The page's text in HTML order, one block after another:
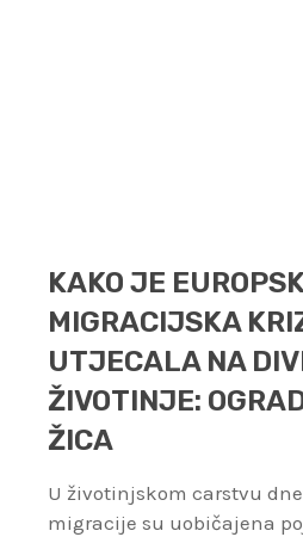
KAKO JE
MIGRACIJSKA
UTJECALA NA
ŽIVOTINJE:
ŽICA
U životinjskom carstvu
migracije su uobičajena